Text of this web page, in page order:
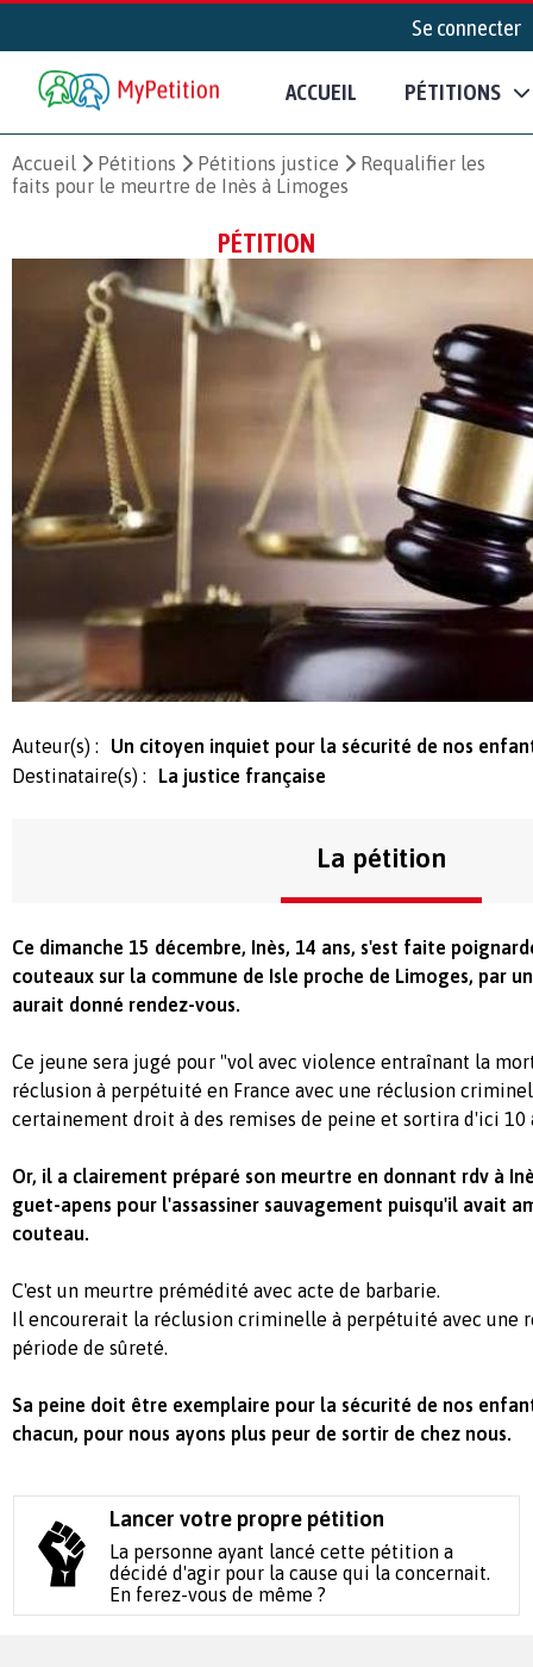
Se connecter
ACCUEIL PÉTITIONS
Accueil Pétitions Pétitions justice
Requalifier les
faits pour le meurtre de Inès à Limoges
PÉTITION
Auteur(s) :
Un citoyen inquiet pour la sécurité de nos
Destinataire(s) :
La justice française
La pétition
Ce dimanche 15 décembre, Inès, 14 ans, s'est faite
couteaux sur la commune de Isle proche de Limoges, par
aurait donné rendez-vous.
Ce jeune sera jugé pour "vol avec violence entraînant la
réclusion à perpétuité en France avec une réclusion
certainement droit à des remises de peine et sortira d'ici 10
Or, il a clairement préparé son meurtre en donnant rdv à
guet-apens pour l'assassiner sauvagement puisqu'il avait
couteau.
C'est un meurtre prémédité avec acte de barbarie.
Il encourerait la réclusion criminelle à perpétuité avec une
période de sûreté.
Sa peine doit être exemplaire pour la sécurité de nos
chacun, pour nous ayons plus peur de sortir de chez nous.
Lancer votre propre pétition
La personne ayant lancé cette pétition a
décidé d'agir pour la cause qui la concernait.
En ferez-vous de même ?